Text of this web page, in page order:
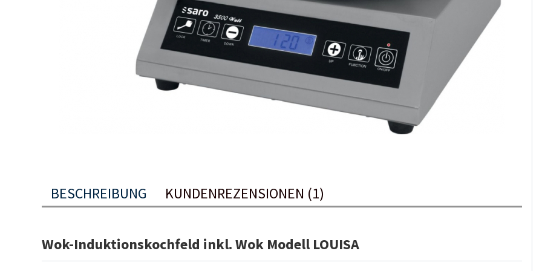
BESCHREIBUNG KUNDENREZENSIONEN (1)
Wok-Induktionskochfeld inkl. Wok Modell LOUISA